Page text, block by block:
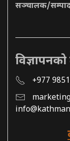
सञ्चालक/
+977